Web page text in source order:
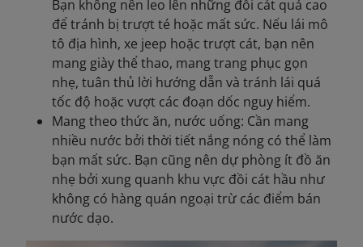
Bạn không nên leo lên những đồi cát quá cao
để tránh bị trượt té hoặc mất sức. Nếu lái mô
tô địa hình, xe jeep hoặc trượt cát, bạn nên
mang giày thể thao, mang trang phục gọn
nhẹ, tuân thủ lời hướng dẫn và tránh lái quá
tốc độ hoặc vượt các đoạn dốc nguy hiểm.
Mang theo thức ăn, nước uống: Cần mang
nhiều nước bởi thời tiết nắng nóng có thể làm
bạn mất sức. Bạn cũng nên dự phòng ít đồ ăn
nhẹ bởi xung quanh khu vực đồi cát hầu như
không có hàng quán ngoại trừ các điểm bán
nước dạo.